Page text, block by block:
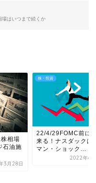
場はいつまで続くか
相場
石油施
3月28日
株・投資
22/4/29FOMC前に
来る！ナスダックは
マン・ショック...
2022年4